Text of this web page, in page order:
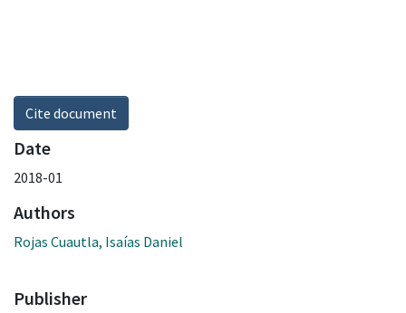
Cite document
Date
2018-01
Authors
Rojas Cuautla, Isaías Daniel
Publisher